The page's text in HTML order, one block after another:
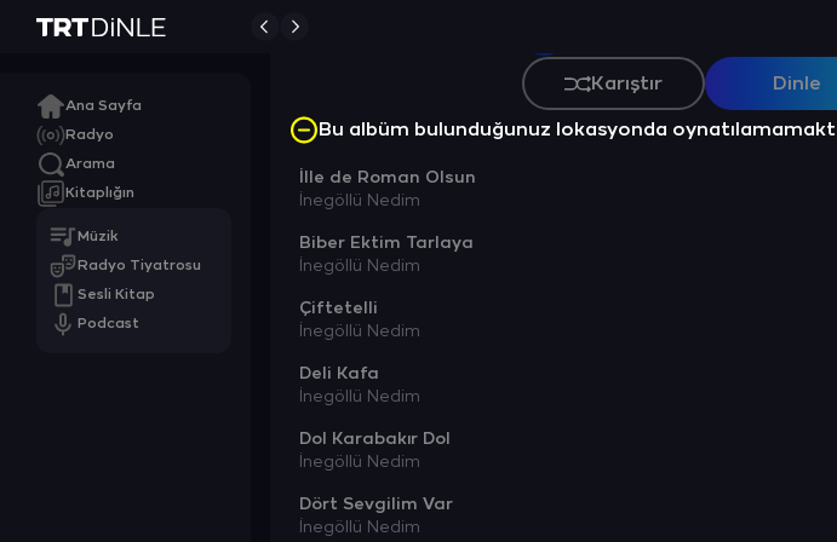
Ana Sayfa
Radyo
Arama
Kitaplığın
Müzik
Radyo Tiyatrosu
Sesli Kitap
Podcast
Karıştır Dinle
Bu albüm bulunduğunuz lokasyonda
İlle de Roman Olsun
İnegöllü Nedim
Biber Ektim Tarlaya
İnegöllü Nedim
Çiftetelli
İnegöllü Nedim
Deli Kafa
İnegöllü Nedim
Dol Karabakır Dol
İnegöllü Nedim
Dört Sevgilim Var
İnegöllü Nedim